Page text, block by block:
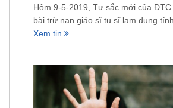
Hôm 9-5-2019, Tự sắc mới của ĐTC
bài trừ nạn giáo sĩ tu sĩ lạm dụng
Xem tin